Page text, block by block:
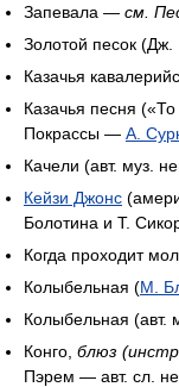
Запевала — см.
Золотой песок
Казачья
Казачья песня
Покрассы — А.
Качели (авт. муз.
Кейзи Джонс
Болотина и Т.
Когда проходит
Колыбельная (М.
Колыбельная (авт.
Конго, блюз
Пэрем — авт. сл.